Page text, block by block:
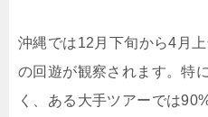
沖縄では12月下旬から4月
の回遊が観察されます。特
く、ある大手ツアーでは